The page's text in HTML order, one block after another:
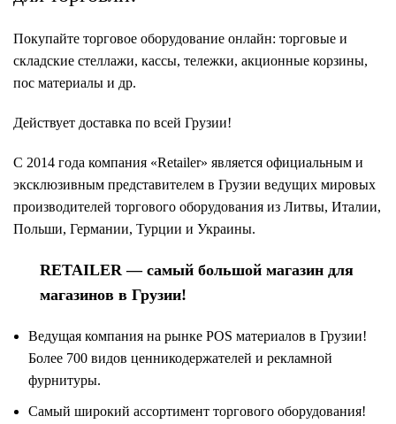
Покупайте торговое оборудование онлайн: торговые и
складские стеллажи, кассы, тележки, акционные корзины,
пос материалы и др.
Действует доставка по всей Грузии!
С 2014 года компания «Retailer» является официальным и
эксклюзивным представителем в Грузии ведущих мировых
производителей торгового оборудования из Литвы, Италии,
Польши, Германии, Турции и Украины.
RETAILER — самый большой магазин для
магазинов в Грузии!
Ведущая компания на рынке POS материалов в Грузии!
Более 700 видов ценникодержателей и рекламной
фурнитуры.
Самый широкий ассортимент торгового оборудования!